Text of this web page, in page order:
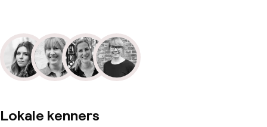
Lokale kenners